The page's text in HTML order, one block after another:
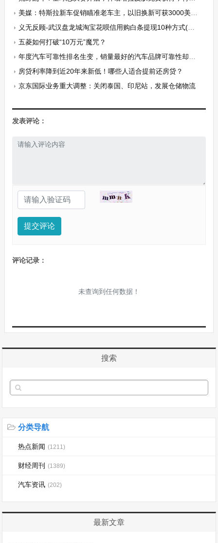
美媒：特斯拉新车促销瞄准老车主，以旧换新可获3000美元折扣或免费超充服务
义无反顾-武汉盘龙城淘宝花呗信用购白条提现10种方式(天猫京东旗舰店支持线下当面交易)
五菱如何打破“10万元”魔咒？
年度汽车可靠性排名生变，销量最好的汽车品牌可靠性却最差？
房贷利率降到近20年来新低！哪些人适合提前还房贷？
京东国际业务重大调整：关闭泰国、印尼站，发展仓储物流
发表评论：
提交评论
评论记录：
未查询到任何数据！
搜索
分类导航
热点新闻 (1211)
财经周刊 (1389)
汽车资讯 (202)
最新文章